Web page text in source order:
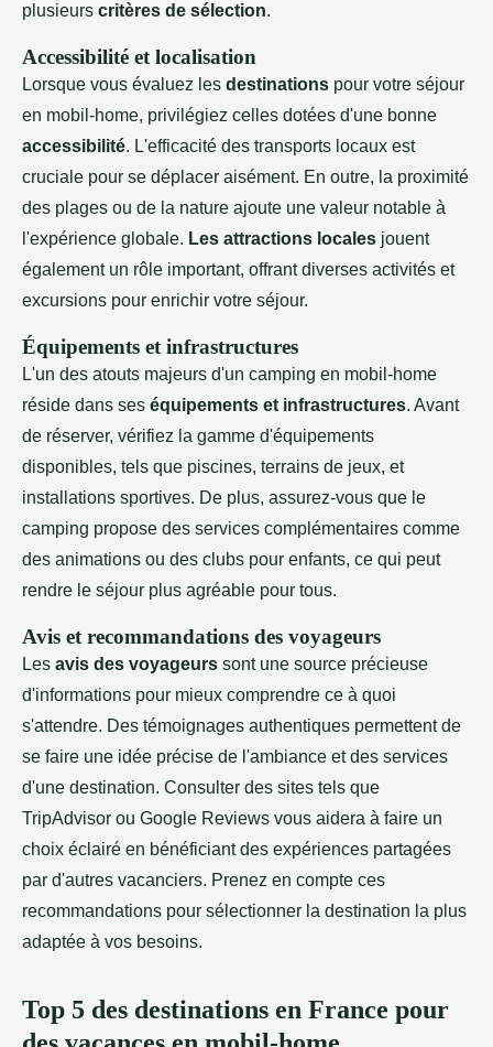
plusieurs critères de sélection.
Accessibilité et localisation
Lorsque vous évaluez les destinations pour votre séjour
en mobil-home, privilégiez celles dotées d'une bonne
accessibilité. L'efficacité des transports locaux est
cruciale pour se déplacer aisément. En outre, la proximité
des plages ou de la nature ajoute une valeur notable à
l'expérience globale. Les attractions locales jouent
également un rôle important, offrant diverses activités et
excursions pour enrichir votre séjour.
Équipements et infrastructures
L'un des atouts majeurs d'un camping en mobil-home
réside dans ses équipements et infrastructures. Avant
de réserver, vérifiez la gamme d'équipements
disponibles, tels que piscines, terrains de jeux, et
installations sportives. De plus, assurez-vous que le
camping propose des services complémentaires comme
des animations ou des clubs pour enfants, ce qui peut
rendre le séjour plus agréable pour tous.
Avis et recommandations des voyageurs
Les avis des voyageurs sont une source précieuse
d'informations pour mieux comprendre ce à quoi
s'attendre. Des témoignages authentiques permettent de
se faire une idée précise de l'ambiance et des services
d'une destination. Consulter des sites tels que
TripAdvisor ou Google Reviews vous aidera à faire un
choix éclairé en bénéficiant des expériences partagées
par d'autres vacanciers. Prenez en compte ces
recommandations pour sélectionner la destination la plus
adaptée à vos besoins.
Top 5 des destinations en France pour